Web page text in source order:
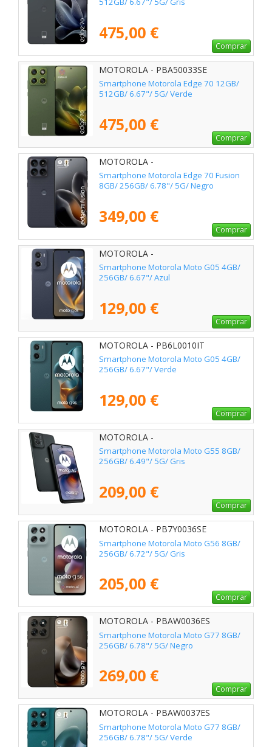
475,00 €
Comprar
MOTOROLA - PBA50033SE
Smartphone Motorola Edge 70 12GB/
512GB/ 6.67"/ 5G/ Verde
475,00 €
Comprar
MOTOROLA -
Smartphone Motorola Edge 70 Fusion
8GB/ 256GB/ 6.78"/ 5G/ Negro
349,00 €
Comprar
MOTOROLA -
Smartphone Motorola Moto G05 4GB/
256GB/ 6.67"/ Azul
129,00 €
Comprar
MOTOROLA - PB6L0010IT
Smartphone Motorola Moto G05 4GB/
256GB/ 6.67"/ Verde
129,00 €
Comprar
MOTOROLA -
Smartphone Motorola Moto G55 8GB/
256GB/ 6.49"/ 5G/ Gris
209,00 €
Comprar
MOTOROLA - PB7Y0036SE
Smartphone Motorola Moto G56 8GB/
256GB/ 6.72"/ 5G/ Gris
205,00 €
Comprar
MOTOROLA - PBAW0036ES
Smartphone Motorola Moto G77 8GB/
256GB/ 6.78"/ 5G/ Negro
269,00 €
Comprar
MOTOROLA - PBAW0037ES
Smartphone Motorola Moto G77 8GB/
256GB/ 6.78"/ 5G/ Verde